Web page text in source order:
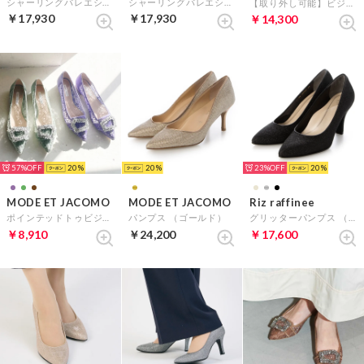
￥17,930 ￥17,930 ￥14,300
57% 20
MODE ET JACOMO
￥8,910
20
MODE ET JACOMO
パンプス （ゴールド）
￥24,200
23% 20
Riz raffinee
￥17,600